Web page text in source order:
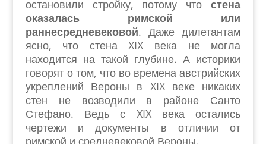
остановили стройку, потому чтостена
оказалась римской или
раннесредневековой. Даже дилетантам
ясно, что стена XIX века не могла
находится на такой глубине. А историки
говорят о том, что во времена австрийских
укреплений Вероны в XIX веке никаких
стен не возводили в районе Санто
Стефано. Ведь с XIX века остались
чертежи и документы в отличии от
римской и средневековой Вероны.